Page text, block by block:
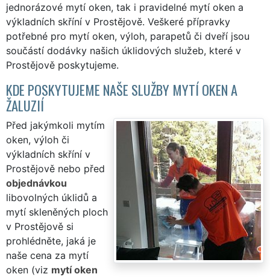
jednorázové mytí oken, tak i pravidelné mytí oken a
výkladních skříní v Prostějově. Veškeré přípravky
potřebné pro mytí oken, výloh, parapetů či dveří jsou
součástí dodávky našich úklidových služeb, které v
Prostějově poskytujeme.
KDE POSKYTUJEME NAŠE SLUŽBY MYTÍ OKEN A
ŽALUZIÍ
Před jakýmkoli mytím
oken, výloh či
výkladních skříní v
Prostějově nebo před
objednávkou
libovolných úklidů a
mytí skleněných ploch
v Prostějově si
prohlédněte, jaká je
naše cena za mytí
oken (viz mytí oken